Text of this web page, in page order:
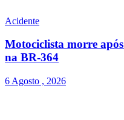
Acidente
Motociclista morre
na BR-364
6 Agosto , 2026